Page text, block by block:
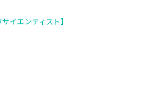
イエンティスト】